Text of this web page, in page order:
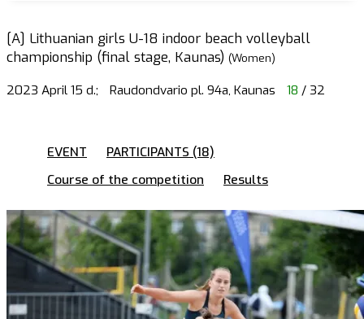
[A] Lithuanian girls U-18 indoor beach volleyball
championship (final stage, Kaunas) (Women)
2023 April 15 d.; Raudondvario pl. 94a, Kaunas 18 / 32
EVENT
PARTICIPANTS (18)
Course of the competition
Results